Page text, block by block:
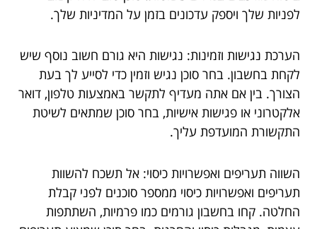
לפניות שלך ויספק עדכונים בזמן על המדיניות שלך.
הערכת נגישות וזמינות: נגישות היא גורם חשוב נוסף שיש
לקחת בחשבון. בחר סוכן נגיש וזמין כדי לסייע לך בעת
הצורך. בין אם אתה מעדיף לתקשר באמצעות טלפון, דואר
אלקטרוני או פגישות אישיות, בחר סוכן שמתאים לשיטת
התקשורת המועדפת עליך.
השווה תעריפים ואפשרויות כיסוי: אל תשכח להשוות
תעריפים ואפשרויות כיסוי ממספר סוכנים לפני קבלת
החלטה. קחו בחשבון גורמים כמו פרמיות, השתתפות